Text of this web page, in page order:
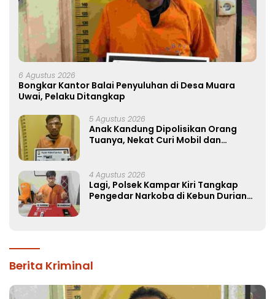
6 Agustus 2026
Bongkar Kantor Balai Penyuluhan di Desa Muara
Uwai, Pelaku Ditangkap
5 Agustus 2026
Anak Kandung Dipolisikan Orang
Tuanya, Nekat Curi Mobil dan
4 Agustus 2026
Lagi, Polsek Kampar Kiri Tangkap
Pengedar Narkoba di Kebun Durian
Berita Kriminal